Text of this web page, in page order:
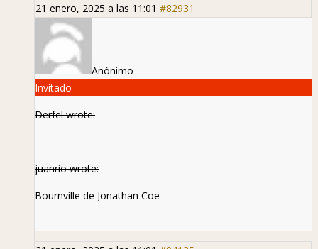
21 enero, 2025 a las 11:01 #82931
Anónimo
Invitado
Derfel wrote:
juanrio wrote:
Bournville de Jonathan Coe